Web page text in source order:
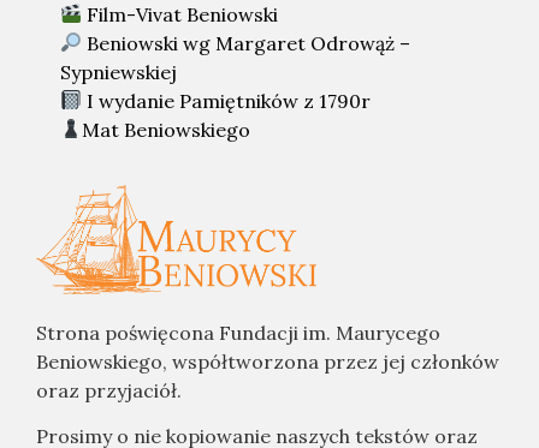
Strona poświęcona Fundacji im. Maurycego
Beniowskiego, współtworzona przez jej członków
oraz przyjaciół.
Prosimy o nie kopiowanie naszych tekstów oraz
Film-Vivat Beniowski
Beniowski wg Margaret Odrowąż –
Sypniewskiej
I wydanie Pamiętników z 1790r
Mat Beniowskiego